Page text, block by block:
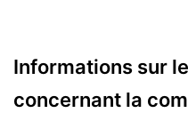
Informations sur
concernant la